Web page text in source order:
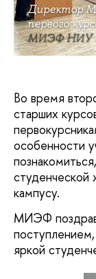
Директор
первого
МИЭФ НИУ
Во время
старших
особенности
студенческой
кампусу.
МИЭФ
яркой